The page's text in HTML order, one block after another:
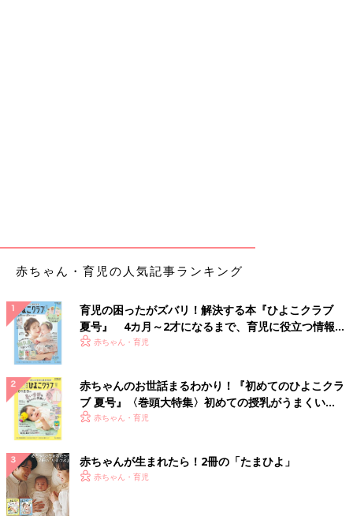
赤ちゃん・育児の人気記事ランキング
育児の困ったがズバリ！解決する本『ひよこクラブ
夏号』 4カ月～2才になるまで、育児に役立つ情報が
いっぱい！
赤ちゃん・育児
赤ちゃんのお世話まるわかり！『初めてのひよこクラ
ブ 夏号』〈巻頭大特集〉初めての授乳がうまくい
く！ おっぱい・ミルクの基本と夏のトラブル 解決テ
赤ちゃん・育児
赤ちゃんが生まれたら！2冊の「たまひよ」
赤ちゃん・育児